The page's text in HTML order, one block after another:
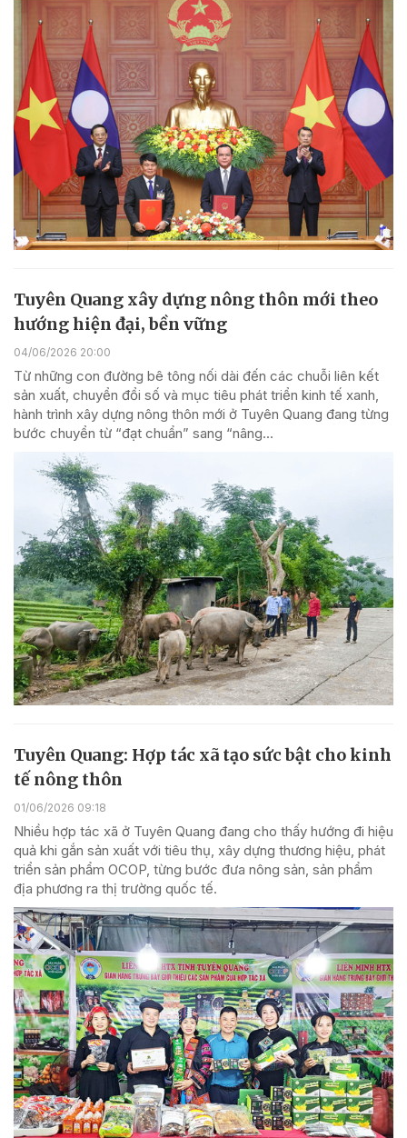
Tuyên Quang xây dựng nông thôn mới theo
hướng hiện đại, bền vững
04/06/2026 20:00
Từ những con đường bê tông nối dài đến các chuỗi liên kết
sản xuất, chuyển đổi số và mục tiêu phát triển kinh tế xanh,
hành trình xây dựng nông thôn mới ở Tuyên Quang đang từng
bước chuyển từ “đạt chuẩn” sang “nâng...
Tuyên Quang: Hợp tác xã tạo sức bật cho kinh
tế nông thôn
01/06/2026 09:18
Nhiều hợp tác xã ở Tuyên Quang đang cho thấy hướng đi hiệu
quả khi gắn sản xuất với tiêu thụ, xây dựng thương hiệu, phát
triển sản phẩm OCOP, từng bước đưa nông sản, sản phẩm
địa phương ra thị trường quốc tế.